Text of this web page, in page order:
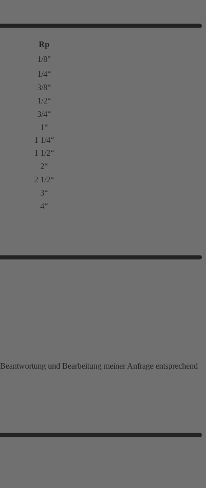
Rp
1/8″
1/4“
3/8“
1/2“
3/4“
1“
1 1/4“
1 1/2“
2“
2 1/2“
3“
4“
und Bearbeitung meiner Anfrage entsprechend